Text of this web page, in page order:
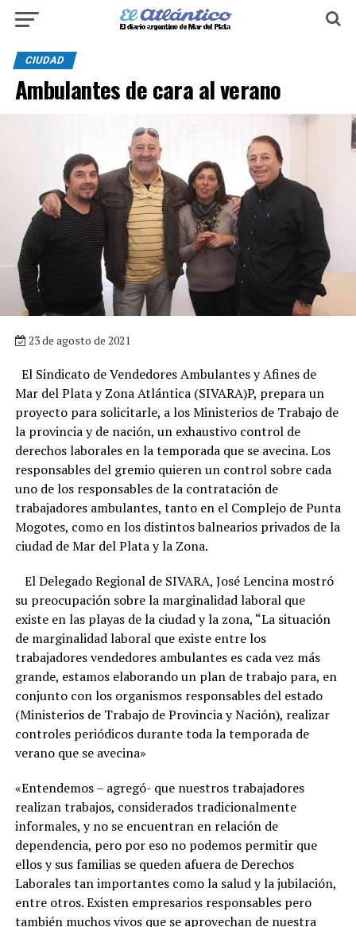
CIUDAD
Ambulantes de cara al verano
23 de agosto de 2021
El Sindicato de Vendedores Ambulantes y Afines de
Mar del Plata y Zona Atlántica (SIVARA)P, prepara un
proyecto para solicitarle, a los Ministerios de Trabajo de
la provincia y de nación, un exhaustivo control de
derechos laborales en la temporada que se avecina. Los
responsables del gremio quieren un control sobre cada
uno de los responsables de la contratación de
trabajadores ambulantes, tanto en el Complejo de Punta
Mogotes, como en los distintos balnearios privados de la
ciudad de Mar del Plata y la Zona.
El Delegado Regional de SIVARA, José Lencina mostró
su preocupación sobre la marginalidad laboral que
existe en las playas de la ciudad y la zona, “La situación
de marginalidad laboral que existe entre los
trabajadores vendedores ambulantes es cada vez más
grande, estamos elaborando un plan de trabajo para, en
conjunto con los organismos responsables del estado
(Ministerios de Trabajo de Provincia y Nación), realizar
controles periódicos durante toda la temporada de
verano que se avecina»
«Entendemos – agregó- que nuestros trabajadores
realizan trabajos, considerados tradicionalmente
informales, y no se encuentran en relación de
dependencia, pero por eso no podemos permitir que
ellos y sus familias se queden afuera de Derechos
Laborales tan importantes como la salud y la jubilación,
entre otros. Existen empresarios responsables pero
también muchos vivos que se aprovechan de nuestra